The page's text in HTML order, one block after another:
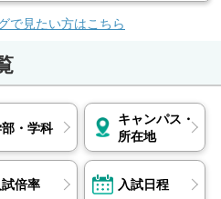
で見たい方はこちら
・学科
キャンパス・
所在地
倍率 入試日程